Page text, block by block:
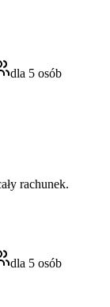
dla 5 osób
rachunek.
dla 5 osób